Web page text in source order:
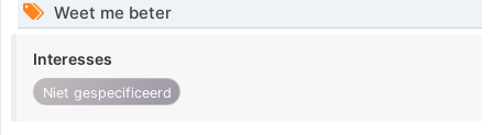
Weet me beter
Interesses
Niet gespecificeerd